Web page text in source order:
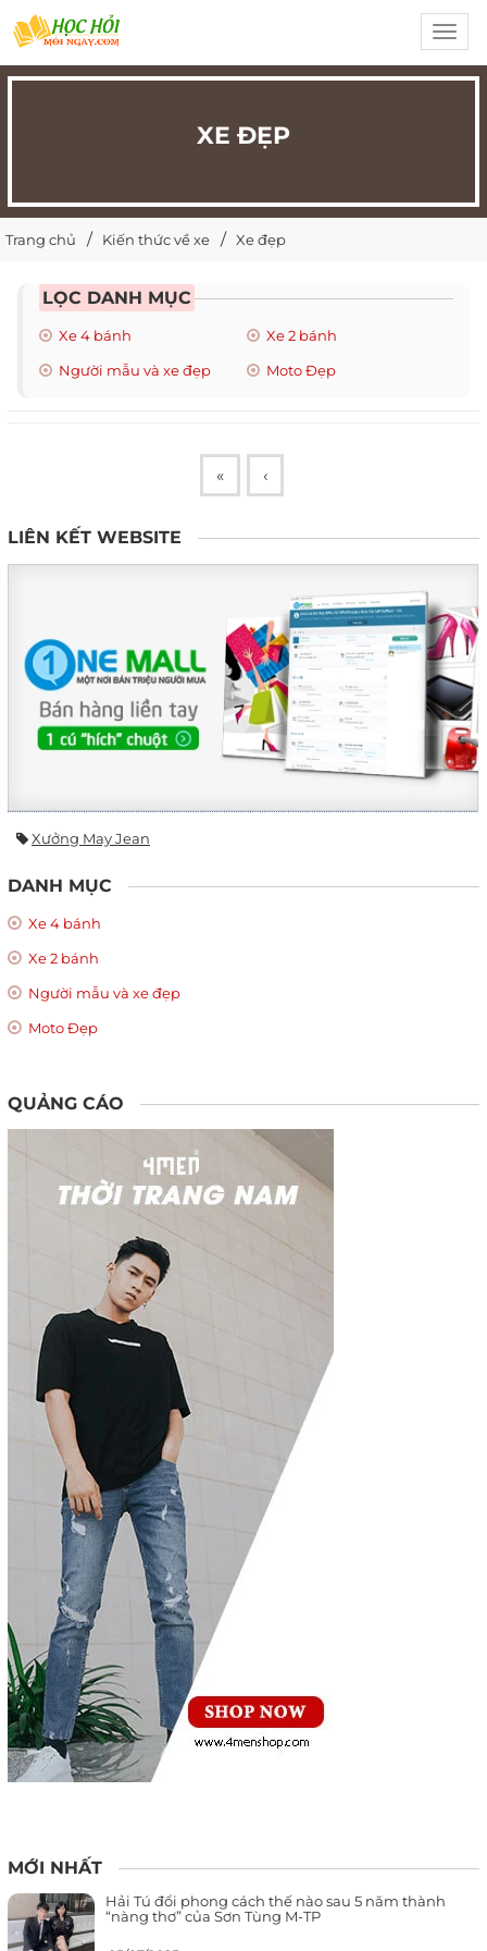
XE ĐẸP
Trang chủ Kiến thức về xe Xe đẹp
LỌC DANH MỤC
Xe 4 bánh
Xe 2 bánh
Người mẫu và xe đẹp
Moto Đẹp
« ‹
LIÊN KẾT WEBSITE
Xưởng May Jean
DANH MỤC
Xe 4 bánh
Xe 2 bánh
Người mẫu và xe đẹp
Moto Đẹp
QUẢNG CÁO
MỚI NHẤT
Hải Tú đổi phong cách thế nào sau 5 năm thành
“nàng thơ” của Sơn Tùng M-TP